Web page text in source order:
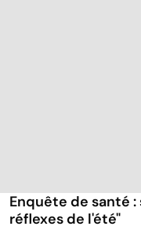
Enquête de santé
réflexes de l'été"